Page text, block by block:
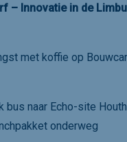
– Innovatie in de
met koffie op
bus naar Echo-site
onderweg